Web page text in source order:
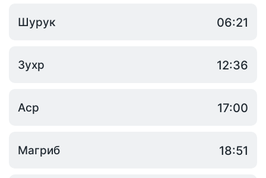
Шурук 06:21
Зухр 12:36
Аср 17:00
Магриб 18:51